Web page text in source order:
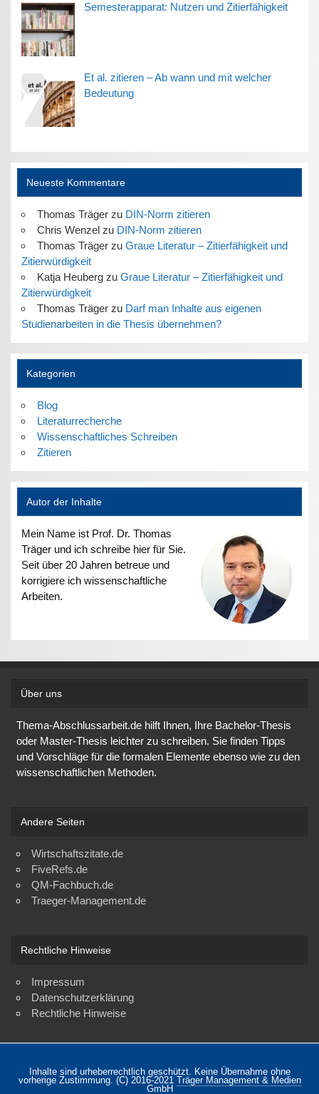
Semesterapparat: Nutzen und Zitierfähigkeit
Et al. zitieren – Ab wann und mit welcher
Bedeutung
Neueste Kommentare
Thomas Trägerzu DIN-Norm zitieren
Chris Wenzelzu DIN-Norm zitieren
Thomas Trägerzu Graue Literatur – Zitierfähigkeit und
Zitierwürdigkeit
Katja Heubergzu Graue Literatur – Zitierfähigkeit und
Zitierwürdigkeit
Thomas Trägerzu Darf man Inhalte aus eigenen
Studienarbeiten in die Thesis übernehmen?
Kategorien
Blog
Literaturrecherche
Wissenschaftliches Schreiben
Zitieren
Autor der Inhalte
Mein Name ist Prof. Dr. Thomas
Träger und ich schreibe hier für Sie.
Seit über 20 Jahren betreue und
korrigiere ich wissenschaftliche
Arbeiten.
Über uns
Thema-Abschlussarbeit.de hilft Ihnen, Ihre Bachelor-Thesis
oder Master-Thesis leichter zu schreiben. Sie finden Tipps
und Vorschläge für die formalen Elemente ebenso wie zu den
wissenschaftlichen Methoden.
Andere Seiten
Wirtschaftszitate.de
FiveRefs.de
QM-Fachbuch.de
Traeger-Management.de
Rechtliche Hinweise
Impressum
Datenschutzerklärung
Rechtliche Hinweise
Inhalte sind urheberrechtlich geschützt. Keine Übernahme ohne
vorherige Zustimmung. (C) 2016-2021 Träger Management & Medien
GmbH